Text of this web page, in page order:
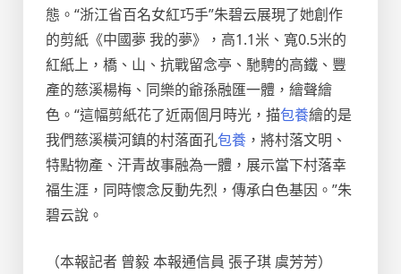
態。“浙江省百名女紅巧手”朱碧云展現了她創作
的剪紙《中國夢 我的夢》，高1.1米、寬0.5米的
紅紙上，橋、山、抗戰留念亭、馳騁的高鐵、豐
產的慈溪楊梅、同樂的爺孫融匯一體，繪聲繪
色。“這幅剪紙花了近兩個月時光，描包養繪的是
我們慈溪橫河鎮的村落面孔包養 ，將村落文明、
特點物產、汗青故事融為一體，展示當下村落幸
福生涯，同時懷念反動先烈，傳承白色基因。”朱
碧云說。
（本報記者 曾毅 本報通信員 張子琪 虞芳芳）